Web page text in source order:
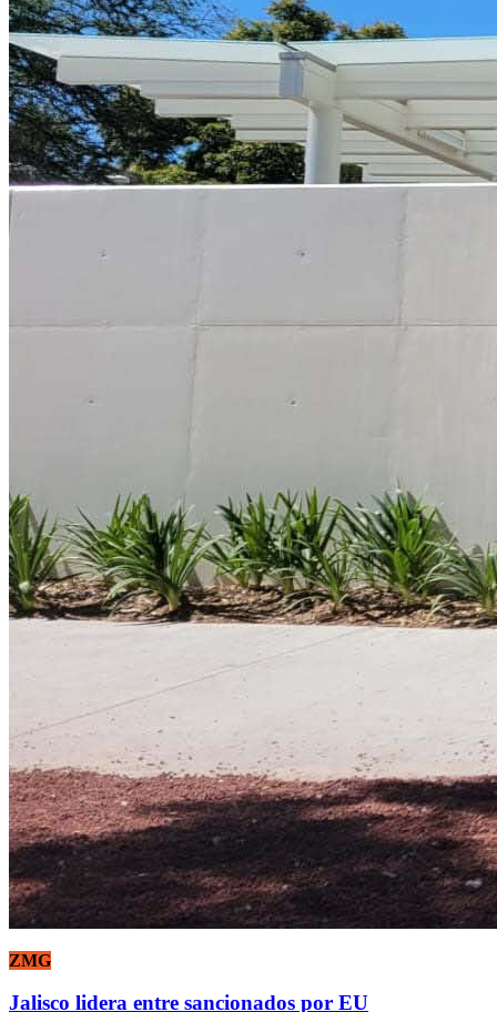
ZMG
Jalisco lidera entre sancionados por EU